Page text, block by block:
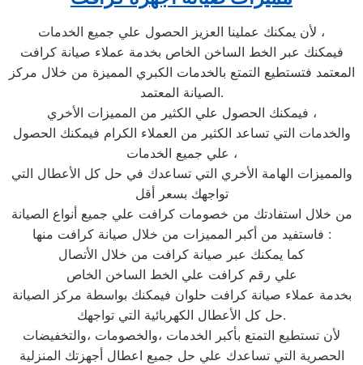
لأن يمكنك عملينا العزيز الحصول علي جميع الخدمات ،
فيمكنك عبر الخط الساخن الخاص بخدمة عملاء صيانة كرافت
المعتمد فتستطيع التمتع بالخدمات الكبري المميزة من خلال مركز
الصيانة المعتمد.
فيمكنك الحصول علي الكثير من المميزات الأخري ،
والخدمات التي تساعد الكثير من العملاء الكرام فيمكنك الحصول
علي جميع الخدمات ،
والمميزات الهامة الأخري التي تساعدك في حل كل الأعطال التي
تواجهك بسعر أقل
من خلال استفادتك من خصومات كرافت علي جميع أنواع الصيانة
فاستفيد من أكبر المميزات من خلال صيانة كرافت منها :
كما يمكنك عبر صيانة كرافت من خلال الأتصال
علي رقم كرافت علي الخط الساخن الخاص
بخدمة عملاء صيانة كرافت حلوان فيمكنك بواسطة مركز الصيانة
حل كل الأعطال الكهربائية التي تواجهك.
لأن تستطيع التمتع بأكبر الخدمات ،والخصومات ،والتخفيضات
الحصرية التي تساعدك علي حل جميع اعطال أجهزتك المنزلية